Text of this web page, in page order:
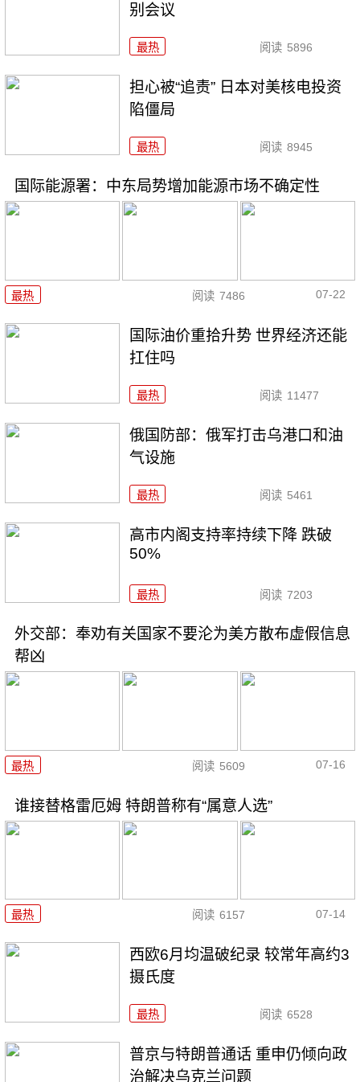
别会议
最热 阅读 5896
担心被“追责” 日本对美核电投资
陷僵局
最热 阅读 8945
国际能源署：中东局势增加能源市场不确定性
最热 阅读 7486 07-22
国际油价重拾升势 世界经济还能
扛住吗
最热 阅读 11477
俄国防部：俄军打击乌港口和油
气设施
最热 阅读 5461
高市内阁支持率持续下降 跌破
50%
最热 阅读 7203
外交部：奉劝有关国家不要沦为美方散布虚假信息
帮凶
最热 阅读 5609 07-16
谁接替格雷厄姆 特朗普称有“属意人选”
最热 阅读 6157 07-14
西欧6月均温破纪录 较常年高约3
摄氏度
最热 阅读 6528
普京与特朗普通话 重申仍倾向政
治解决乌克兰问题